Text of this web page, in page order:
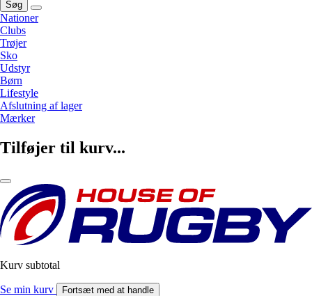
Søg
Nationer
Clubs
Trøjer
Sko
Udstyr
Børn
Lifestyle
Afslutning af lager
Mærker
Tilføjer til kurv...
Kurv subtotal
Se min kurv Fortsæt med at handle